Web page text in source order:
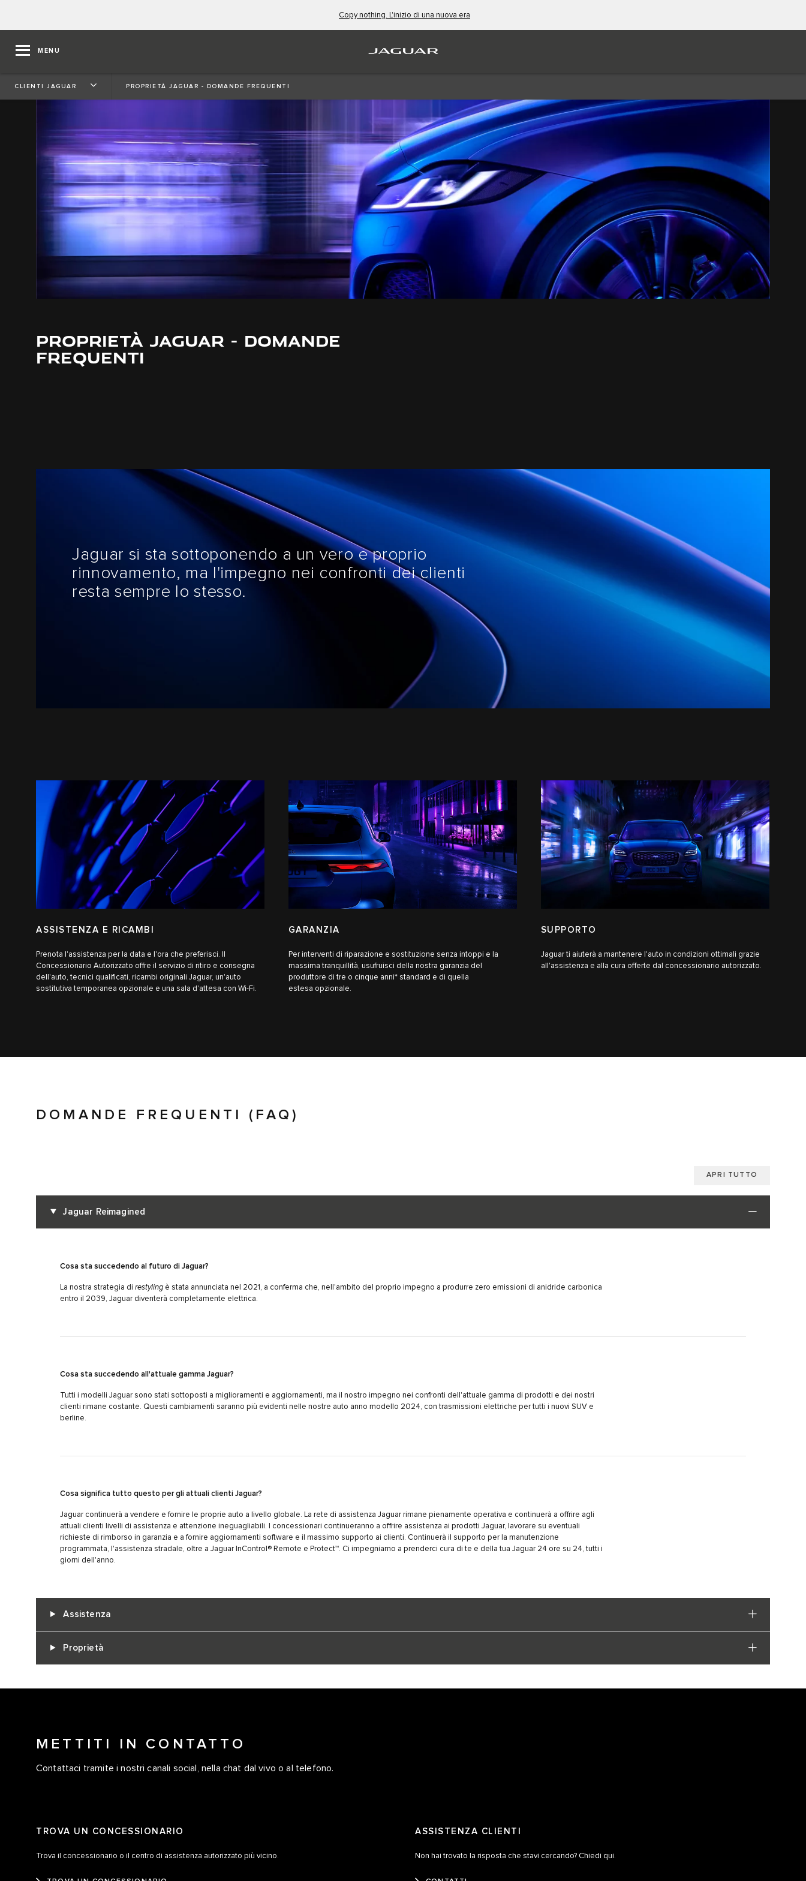
Copy nothing. L'inizio di una nuova era
MENU
CLIENTI JAGUAR PROPRIETÀ JAGUAR - DOMANDE FREQUENTI
PROPRIETÀ JAGUAR - DOMANDE
FREQUENTI
Jaguar si sta sottoponendo a un vero e proprio
rinnovamento, ma l'impegno nei confronti dei clienti
resta sempre lo stesso.
ASSISTENZA E RICAMBI
Prenota l'assistenza per la data e l'ora che preferisci. Il
Concessionario Autorizzato offre il servizio di ritiro e consegna
dell'auto, tecnici qualificati, ricambi originali Jaguar, un'auto
sostitutiva temporanea opzionale e una sala d'attesa con Wi-Fi.
GARANZIA
Per interventi di riparazione e sostituzione senza intoppi e la
massima tranquillità, usufruisci della nostra garanzia del
produttore di tre o cinque anni* standard e di quella
estesa opzionale.
SUPPORTO
Jaguar ti aiuterà a mantenere l'auto in condizioni ottimali grazie
all'assistenza e alla cura offerte dal concessionario autorizzato.
DOMANDE FREQUENTI (FAQ)
APRI TUTTO
Jaguar Reimagined
Cosa sta succedendo al futuro di Jaguar?
La nostra strategia di restyling è stata annunciata nel 2021, a conferma che, nell'ambito del proprio impegno a produrre zero emissioni di anidride carbonica
entro il 2039, Jaguar diventerà completamente elettrica.
Cosa sta succedendo all'attuale gamma Jaguar?
Tutti i modelli Jaguar sono stati sottoposti a miglioramenti e aggiornamenti, ma il nostro impegno nei confronti dell'attuale gamma di prodotti e dei nostri
clienti rimane costante. Questi cambiamenti saranno più evidenti nelle nostre auto anno modello 2024, con trasmissioni elettriche per tutti i nuovi SUV e
berline.
Cosa significa tutto questo per gli attuali clienti Jaguar?
Jaguar continuerà a vendere e fornire le proprie auto a livello globale. La rete di assistenza Jaguar rimane pienamente operativa e continuerà a offrire agli
attuali clienti livelli di assistenza e attenzione ineguagliabili. I concessionari continueranno a offrire assistenza ai prodotti Jaguar, lavorare su eventuali
richieste di rimborso in garanzia e a fornire aggiornamenti software e il massimo supporto ai clienti. Continuerà il supporto per la manutenzione
programmata, l'assistenza stradale, oltre a Jaguar InControl® Remote e Protect™. Ci impegniamo a prenderci cura di te e della tua Jaguar 24 ore su 24, tutti i
giorni dell'anno.
Assistenza
Proprietà
METTITI IN CONTATTO
Contattaci tramite i nostri canali social, nella chat dal vivo o al telefono.
TROVA UN CONCESSIONARIO
Trova il concessionario o il centro di assistenza autorizzato più vicino.
ASSISTENZA CLIENTI
Non hai trovato la risposta che stavi cercando? Chiedi qui.